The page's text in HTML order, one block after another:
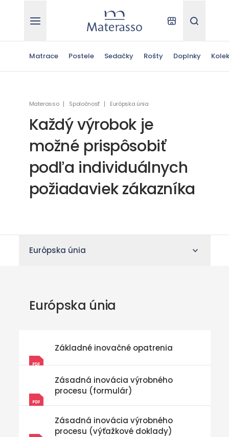
Materasso Kde kúpiťHľadať
Matrace Postele Sedačky Rošty Doplnky
Materasso Spoločnosť Európska únia
Každý výrobok je
možné prispôsobiť
podľa individuálnych
požiadaviek zákazníka
Európska únia
Európska únia
Základné inovačné opatrenia
Zásadná inovácia výrobného
procesu (formulár)
Zásadná inovácia výrobného
procesu (výťažkové doklady)